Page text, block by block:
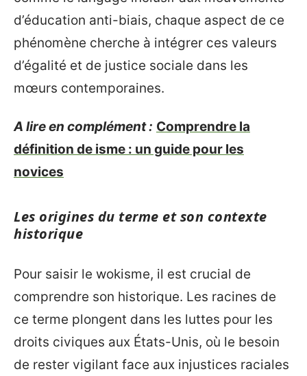
d’éducation anti-biais, chaque aspect de ce
phénomène cherche à intégrer ces valeurs
d’égalité et de justice sociale dans les
mœurs contemporaines.
A lire en complément : Comprendre la
définition de isme : un guide pour les
novices
Les origines du terme et son contexte
historique
Pour saisir le wokisme, il est crucial de
comprendre son historique. Les racines de
ce terme plongent dans les luttes pour les
droits civiques aux États-Unis, où le besoin
de rester vigilant face aux injustices raciales